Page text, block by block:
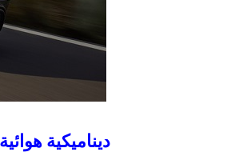
ديناميكية